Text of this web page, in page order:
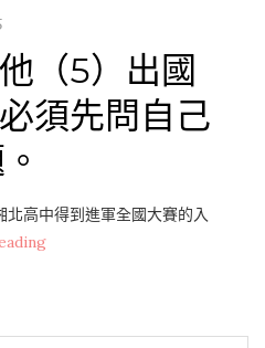
（5）出國
須先問自己
高中得到進軍全國大賽的入